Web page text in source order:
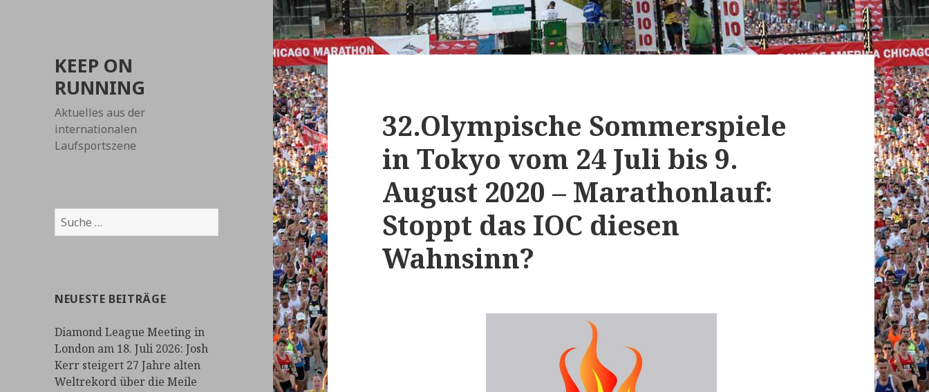
KEEP ON
RUNNING
Aktuelles aus der
internationalen
Laufsportszene
Suche
nach:
NEUESTE BEITRÄGE
Diamond League Meeting in
London am 18. Juli 2026: Josh
Kerr steigert 27 Jahre alten
Weltrekord über die Meile
32.Olympische Sommerspiele
in Tokyo vom 24 Juli bis 9.
August 2020 – Marathonlauf:
Stoppt das IOC diesen
Wahnsinn?